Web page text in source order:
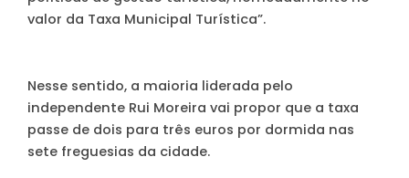
valor da Taxa Municipal Turística”.
Nesse sentido, a maioria liderada pelo
independente Rui Moreira vai propor que a taxa
passe de dois para três euros por dormida nas
sete freguesias da cidade.